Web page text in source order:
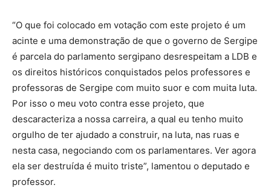
“O que foi colocado em votação com este projeto é um
acinte e uma demonstração de que o governo de Sergipe
é parcela do parlamento sergipano desrespeitam a LDB e
os direitos históricos conquistados pelos professores e
professoras de Sergipe com muito suor e com muita luta.
Por isso o meu voto contra esse projeto, que
descaracteriza a nossa carreira, a qual eu tenho muito
orgulho de ter ajudado a construir, na luta, nas ruas e
nesta casa, negociando com os parlamentares. Ver agora
ela ser destruída é muito triste”, lamentou o deputado e
professor.